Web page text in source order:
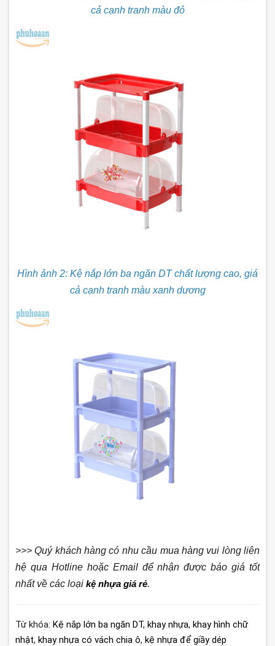
cả cạnh tranh màu đỏ
Hình ảnh 2: Kệ nắp lớn ba ngăn DT chất lượng cao, giá
cả cạnh tranh màu xanh dương
>>> Quý khách hàng có nhu cầu mua hàng vui lòng liên
hệ qua Hotline hoặc Email để nhận được báo giá tốt
nhất về các loại kệ nhựa giá rẻ.
Từ khóa: Kệ nắp lớn ba ngăn DT, khay nhựa, khay hình chữ
nhật, khay nhựa có vách chia ô, kệ nhựa để giầy dép